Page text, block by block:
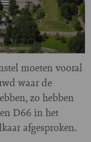
moeten vooral
waar de
zo hebben
D66 in het
afgesproken.